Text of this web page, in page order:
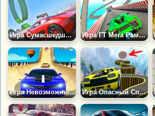
Игра Сумасшедшие Автомобильные Трюки в Бионическом Мире Игра ГТ Мега Рамп: Автомобильные Трюки
Игра Невозможные Трюки на Рампе Игра Опасный Спуск ГТА